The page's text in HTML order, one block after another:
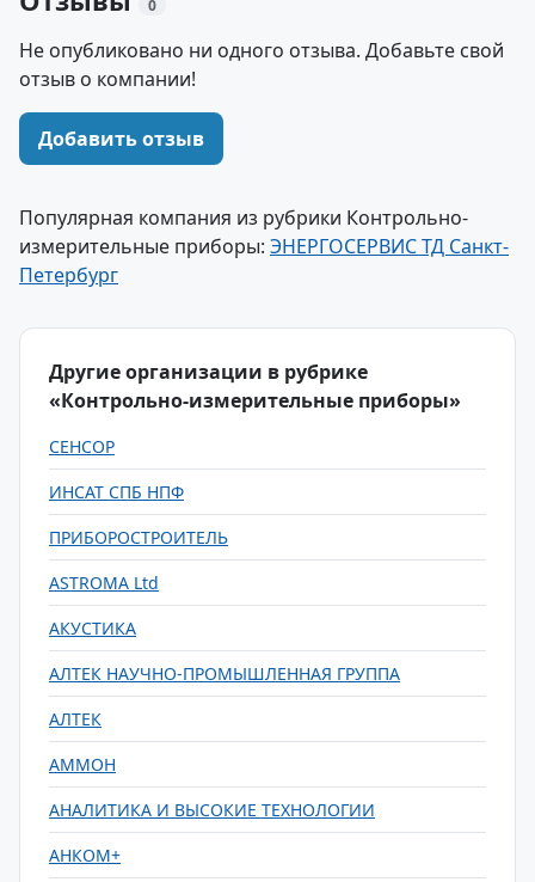
0
Не опубликовано ни одного отзыва. Добавьте свой
отзыв о компании!
Добавить отзыв
Популярная компания из рубрики Контрольно-
измерительные приборы: ЭНЕРГОСЕРВИС ТД Санкт-
Петербург
Другие организации в рубрике
«Контрольно-измерительные приборы»
СЕНСОР
ИНСАТ СПБ НПФ
ПРИБОРОСТРОИТЕЛЬ
ASTROMA Ltd
АКУСТИКА
АЛТЕК НАУЧНО-ПРОМЫШЛЕННАЯ ГРУППА
АЛТЕК
АММОН
АНАЛИТИКА И ВЫСОКИЕ ТЕХНОЛОГИИ
АНКОМ+